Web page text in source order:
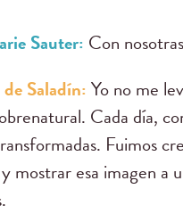
Sauter: Con
Saladín: Yo no me
Cada día,
Fuimos
mostrar esa imagen a